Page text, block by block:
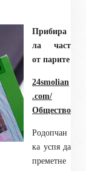
Прибира
ла част
от парите
24smolian
.com/
Общество
Родопчан
ка успя да
преметне